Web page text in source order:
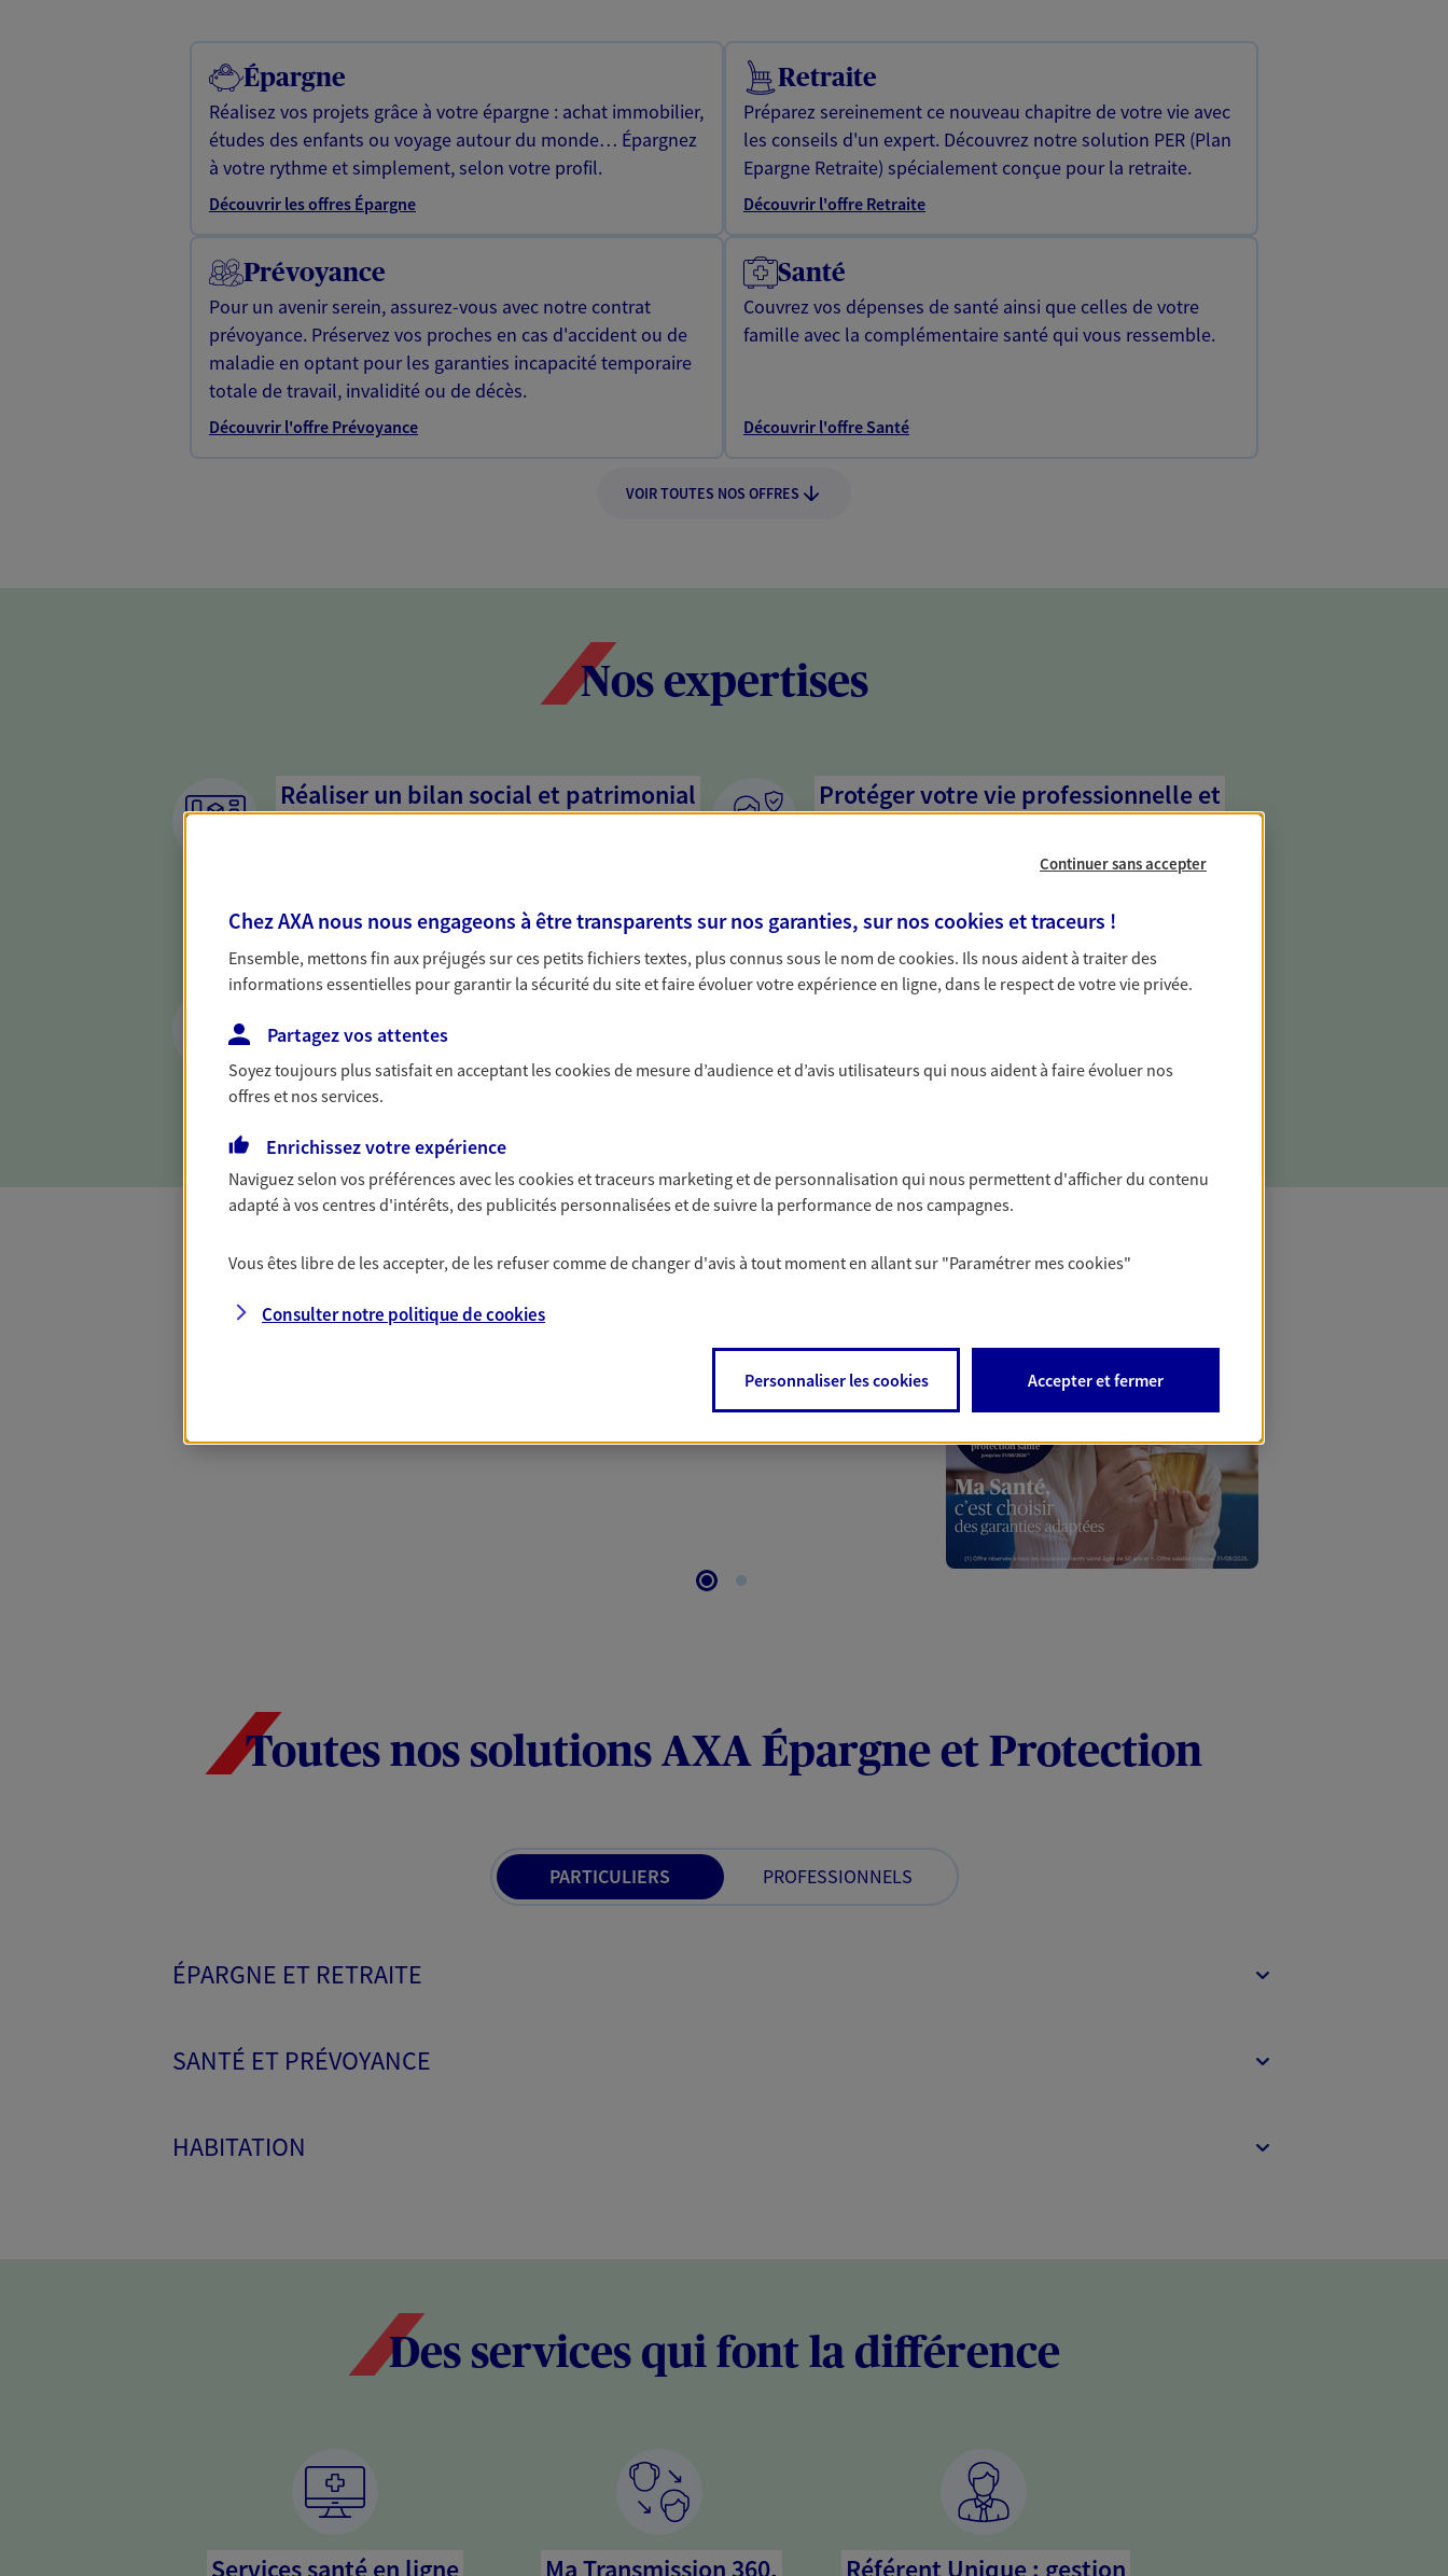
Épargne
Réalisez vos projets grâce à votre épargne : achat immobilier,
études des enfants ou voyage autour du monde… Épargnez
à votre rythme et simplement, selon votre profil.
Découvrir les offres Épargne
Retraite
Préparez sereinement ce nouveau chapitre de votre vie avec
les conseils d'un expert. Découvrez notre solution PER (Plan
Epargne Retraite) spécialement conçue pour la retraite.
Découvrir l'offre Retraite
Prévoyance
Pour un avenir serein, assurez-vous avec notre contrat
prévoyance. Préservez vos proches en cas d'accident ou de
maladie en optant pour les garanties incapacité temporaire
totale de travail, invalidité ou de décès.
Découvrir l'offre Prévoyance
Santé
Couvrez vos dépenses de santé ainsi que celles de votre
famille avec la complémentaire santé qui vous ressemble.
Découvrir l'offre Santé
VOIR TOUTES NOS OFFRES
Nos expertises
Réaliser un bilan social et patrimonial
dresser un bilan complet de votre situation. Une analyse
solide pour vous formuler des conseils cohérents avec vos
besoins.
Protéger votre vie professionnelle et
Nous sommes à votre écoute pour vous proposer des
activité, mais aussi les risques liés à votre vie privée. Un seul
interlocuteur pour tous vos besoins, ça change tout.
Optimiser la gestion de votre
patrimoine
Gérez et optimisez votre patrimoine avec nos solutions pour
diversifier vos placements et protéger vos actifs.
Accompagner les professionnels
activité, et vous protéger contre les aléas qui peuvent vous
Complémentaire Santé
Et si préserver votre budget, c’était aussi prendre soin de votre santé ? Avec le contrat Ma
Santé d’AXA, adaptez vos garanties à votre budget et situation tout en profitant de –10% sur
votre cotisation, si vous avez 60 ans et plus ; et si vous êtes un travailleur non salarié.
Toutes nos solutions AXA Épargne et Protection
PARTICULIERS PROFESSIONNELS
ÉPARGNE ET RETRAITE
SANTÉ ET PRÉVOYANCE
HABITATION
Des services qui font la différence
Services santé en ligne Ma Transmission 360, Référent Unique : gestion
Continuer sans accepter
Chez AXA nous nous engageons à être transparents sur nos garanties, sur nos cookies et traceurs !
Ensemble, mettons fin aux préjugés sur ces petits fichiers textes, plus connus sous le nom decookies. Ils nous aident à traiter des
informations essentielles pour garantir la sécurité du site et faire évoluer votre expérience en ligne, dans le respect de votre vie privée.
Partagez vos attentes
Soyez toujours plus satisfait en acceptant lescookiesde mesure d’audience et d’avis utilisateurs qui nous aident à faire évoluer nos
offres et nos services.
Enrichissez votre expérience
Naviguez selon vos préférences avec lescookies et traceurs marketing et de personnalisation qui nous permettent d'afficher du contenu
adapté à vos centres d'intérêts, des publicités personnalisées et de suivre la performance de nos campagnes.
Vous êtes libre de les accepter, de les refuser comme de changer d'avis à tout moment en allant sur "Paramétrer mescookies"
Consulter notre politique decookies
Personnaliser les cookies Accepter et fermer